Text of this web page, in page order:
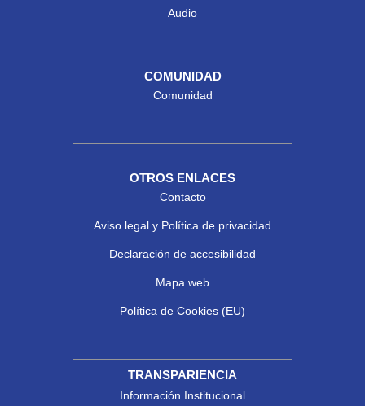
Audio
COMUNIDAD
Comunidad
OTROS ENLACES
Contacto
Aviso legal y Política de privacidad
Declaración de accesibilidad
Mapa web
Política de Cookies (EU)
TRANSPARIENCIA
Información Institucional